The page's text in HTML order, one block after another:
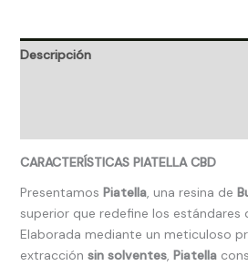
Descripción
CARACTERÍSTICAS PIATELLA CBD
Presentamos Piatella, una resina de
superior que redefine los estándares
Elaborada mediante un meticuloso
extracción sin solventes, Piatella